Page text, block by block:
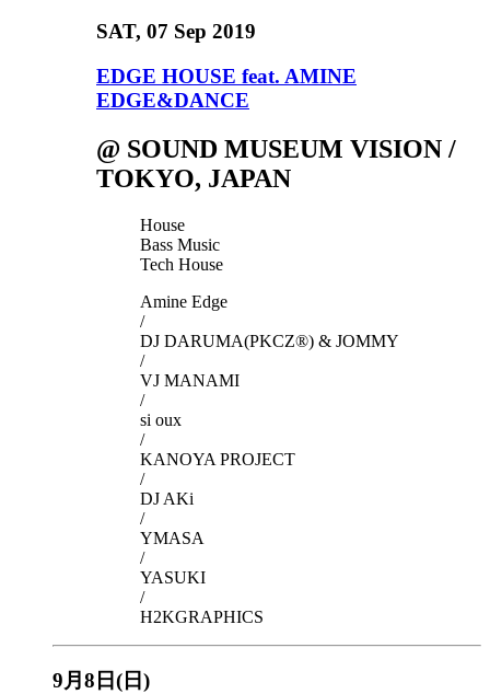
SAT, 07 Sep 2019
EDGE HOUSE feat. AMINE
EDGE&DANCE
@ SOUND MUSEUM VISION /
TOKYO, JAPAN
House
Bass Music
Tech House
Amine Edge
/
DJ DARUMA(PKCZ®) & JOMMY
/
VJ MANAMI
/
si oux
/
KANOYA PROJECT
/
DJ AKi
/
YMASA
/
YASUKI
/
H2KGRAPHICS
9月8日(日)